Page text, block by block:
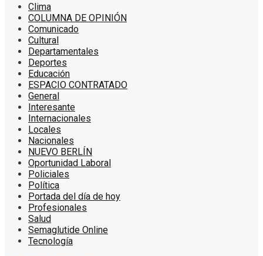
Clima
COLUMNA DE OPINIÓN
Comunicado
Cultural
Departamentales
Deportes
Educación
ESPACIO CONTRATADO
General
Interesante
Internacionales
Locales
Nacionales
NUEVO BERLÍN
Oportunidad Laboral
Policiales
Política
Portada del día de hoy
Profesionales
Salud
Semaglutide Online
Tecnología